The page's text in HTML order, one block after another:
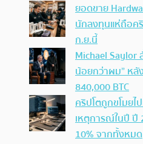
ยอดขาย
นักลงทุนแห่ถือคริ
ก.ย.นี้
Michael Saylor
น้อยกว่าผม” หลั
840,000 BTC
คริปโตถูกขโมยไ
เหตุการณ์ในปี ปี
10% จากทั้งหมด